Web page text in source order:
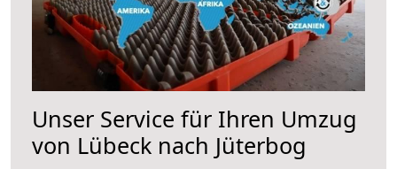
Unser Service für Ihren Umzug
von Lübeck nach Jüterbog